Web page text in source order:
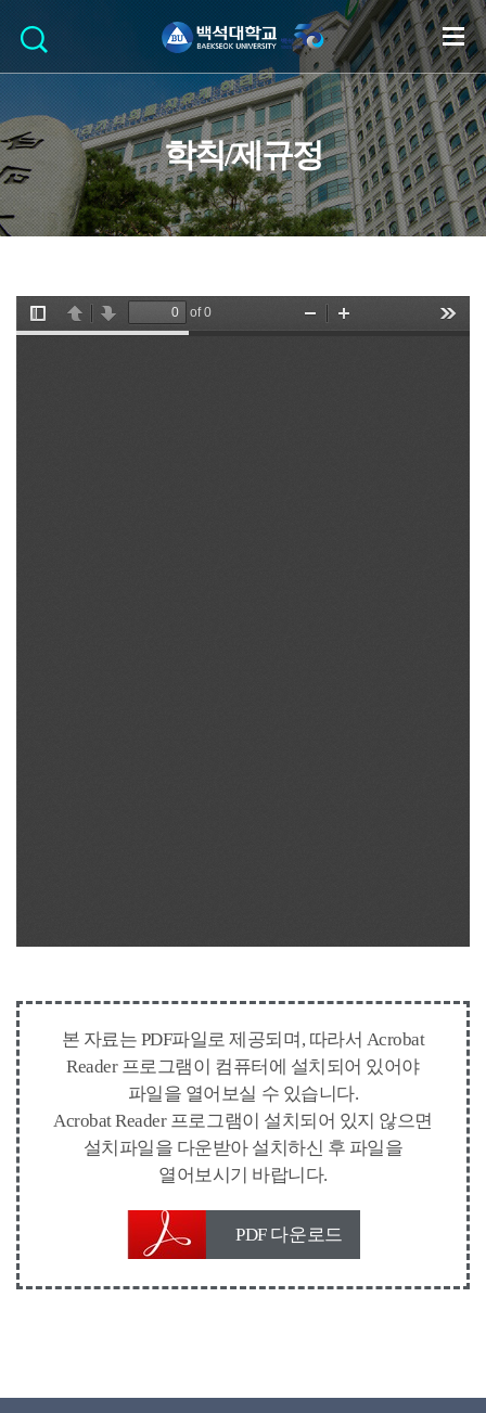
학칙/제규정
본 자료는 PDF파일로 제공되며, 따라서 Acrobat
Reader 프로그램이 컴퓨터에 설치되어 있어야
파일을 열어보실 수 있습니다.
Acrobat Reader 프로그램이 설치되어 있지 않으면
설치파일을 다운받아 설치하신 후 파일을
열어보시기 바랍니다.
PDF 다운로드